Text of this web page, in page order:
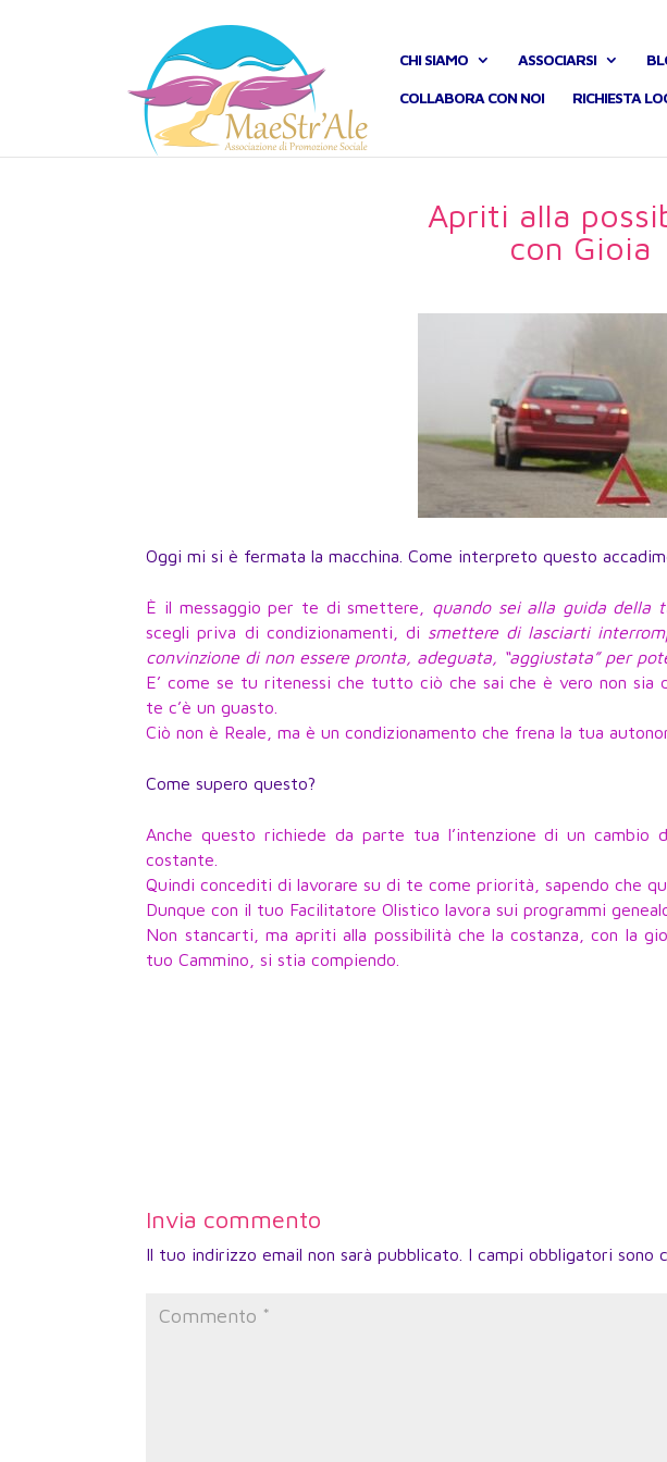
CHI SIAMO ASSOCIARSI
COLLABORA CON NOI RICHIESTA
Apriti alla
con Gioia
Oggi mi si è fermata la macchina. Come interpreto questo
È il messaggio per te di smettere, quando sei alla guida della
scegli priva di condizionamenti, di smettere di lasciarti
convinzione di non essere pronta, adeguata, “aggiustata” per
E’ come se tu ritenessi che tutto ciò che sai che è vero non sia
te c’è un guasto.
Ciò non è Reale, ma è un condizionamento che frena la tua
Come supero questo?
Anche questo richiede da parte tua l’intenzione di un cambio
costante.
Quindi concediti di lavorare su di te come priorità, sapendo che
Dunque con il tuo Facilitatore Olistico lavora sui programmi
Non stancarti, ma apriti alla possibilità che la costanza, con la
tuo Cammino, si stia compiendo.
Invia commento
Il tuo indirizzo email non sarà pubblicato. I campi obbligatori sono